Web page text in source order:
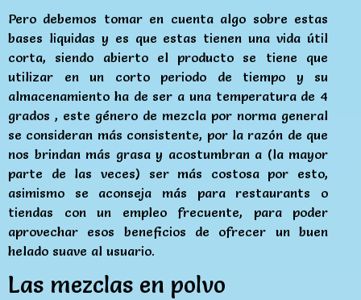
Pero debemos tomar en cuenta algo sobre estas
bases liquidas y es que estas tienen una vida útil
corta, siendo abierto el producto se tiene que
utilizar en un corto periodo de tiempo y su
almacenamiento ha de ser a una temperatura de 4
grados , este género de mezcla por norma general
se consideran más consistente, por la razón de que
nos brindan más grasa y acostumbran a (la mayor
parte de las veces) ser más costosa por esto,
asimismo se aconseja más para restaurants o
tiendas con un empleo frecuente, para poder
aprovechar esos beneficios de ofrecer un buen
helado suave al usuario.
Las mezclas en polvo